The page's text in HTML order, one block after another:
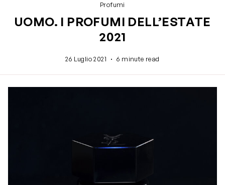
Profumi
UOMO. I PROFUMI DELL’ESTATE
2021
26 Luglio 2021 · 6 minute read